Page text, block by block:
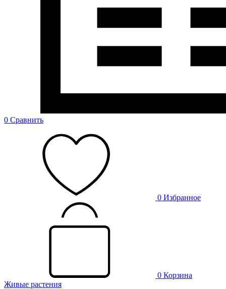
0 Сравнить
0 Избранное
0 Корзина
Живые растения